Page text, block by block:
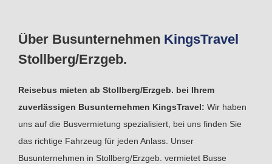
Über Busunternehmen KingsTravel
Stollberg/Erzgeb.
Reisebus mieten ab Stollberg/Erzgeb. bei Ihrem
zuverlässigen Busunternehmen KingsTravel: Wir haben
uns auf die Busvermietung spezialisiert, bei uns finden Sie
das richtige Fahrzeug für jeden Anlass. Unser
Busunternehmen in Stollberg/Erzgeb. vermietet Busse